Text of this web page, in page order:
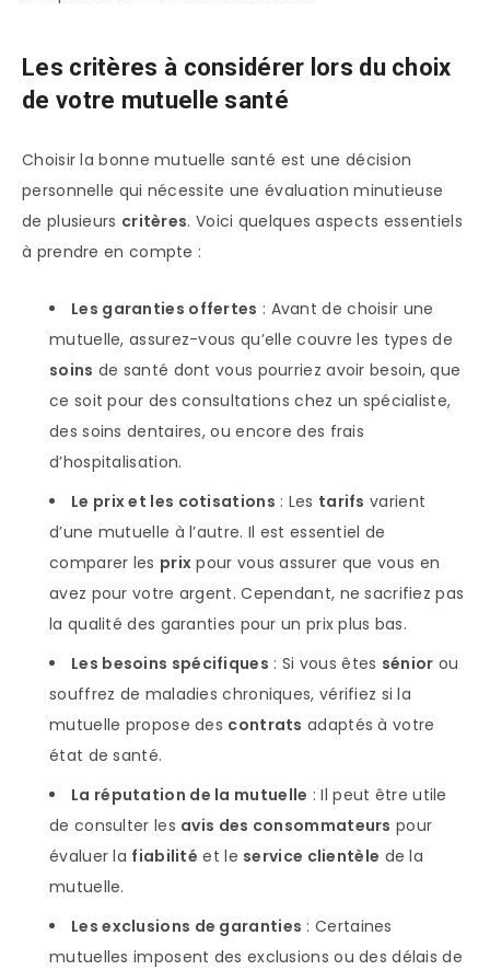
Les critères à considérer lors du choix
de votre mutuelle santé
Choisir la bonne mutuelle santé est une décision
personnelle qui nécessite une évaluation minutieuse
de plusieurs critères. Voici quelques aspects essentiels
à prendre en compte :
Les garanties offertes : Avant de choisir une
mutuelle, assurez-vous qu’elle couvre les types de
soins de santé dont vous pourriez avoir besoin, que
ce soit pour des consultations chez un spécialiste,
des soins dentaires, ou encore des frais
d’hospitalisation.
Le prix et les cotisations : Les tarifs varient
d’une mutuelle à l’autre. Il est essentiel de
comparer les prix pour vous assurer que vous en
avez pour votre argent. Cependant, ne sacrifiez pas
la qualité des garanties pour un prix plus bas.
Les besoins spécifiques : Si vous êtes sénior ou
souffrez de maladies chroniques, vérifiez si la
mutuelle propose des contrats adaptés à votre
état de santé.
La réputation de la mutuelle : Il peut être utile
de consulter les avis des consommateurs pour
évaluer la fiabilité et le service clientèle de la
mutuelle.
Les exclusions de garanties : Certaines
mutuelles imposent des exclusions ou des délais de